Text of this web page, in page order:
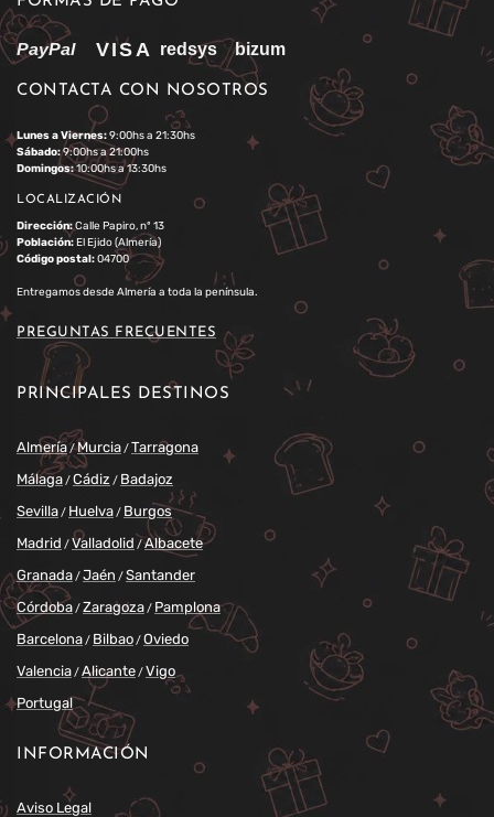
CONTACTA CON NOSOTROS
Lunes a Viernes:9:00hs a 21:30hs
Sábado:9:00hs a 21:00hs
Domingos:10:00hs a 13:30hs
LOCALIZACIÓN
Dirección:Calle Papiro, nº 13
Población:El Ejido (Almería)
Código postal:04700
Entregamos desde Almería a toda la península.
PREGUNTAS FRECUENTES
PRINCIPALES DESTINOS
Almería/Murcia/Tarragona
Málaga/Cádiz / Badajoz
Sevilla/ Huelva/ Burgos
Madrid /Valladolid /Albacete
Granada/Jaén /Santander
Córdoba/Zaragoza/ Pamplona
Barcelona/ Bilbao/Oviedo
Valencia/Alicante/Vigo
Portugal
INFORMACIÓN
Aviso Legal